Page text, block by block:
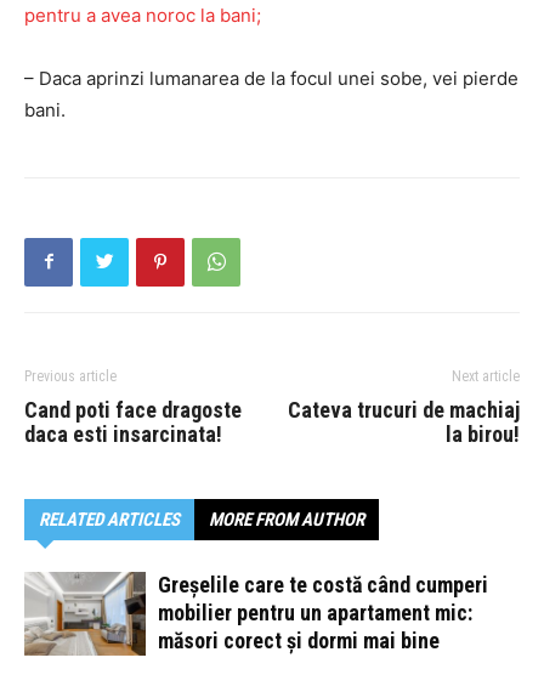
pentru a avea noroc la bani;
– Daca aprinzi lumanarea de la focul unei sobe, vei pierde
bani.
Previous article
Cand poti face dragoste
daca esti insarcinata!
Next article
Cateva trucuri de machiaj
la birou!
RELATED ARTICLES MORE FROM AUTHOR
Greșelile care te costă când cumperi
mobilier pentru un apartament mic:
măsori corect și dormi mai bine